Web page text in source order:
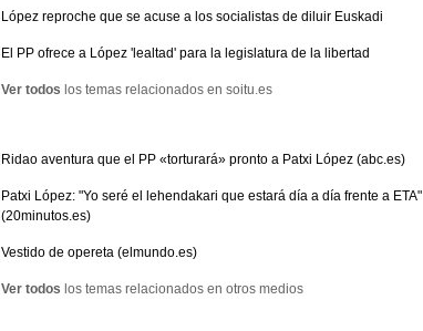
López reproche que se acuse a los socialistas de diluir Euskadi
El PP ofrece a López 'lealtad' para la legislatura de la libertad
Ver todos los temas relacionados en soitu.es
Ridao aventura que el PP «torturará» pronto a Patxi López (abc.es)
Patxi López: "Yo seré el lehendakari que estará día a día frente a ETA"
(20minutos.es)
Vestido de opereta (elmundo.es)
Ver todos los temas relacionados en otros medios